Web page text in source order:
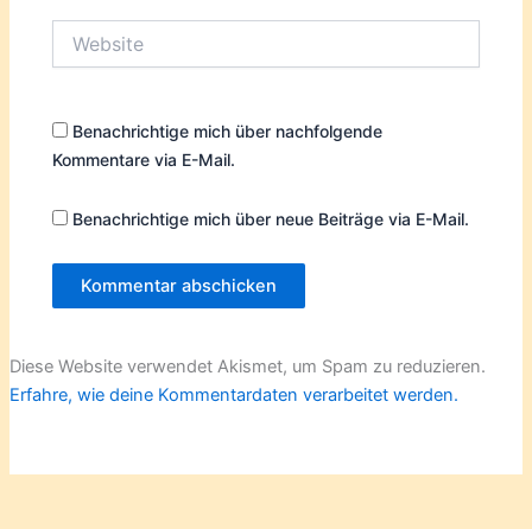
Benachrichtige mich über nachfolgende
Kommentare via E-Mail.
Benachrichtige mich über neue Beiträge via E-Mail.
Diese Website verwendet Akismet, um Spam zu reduzieren.
Erfahre, wie deine Kommentardaten verarbeitet werden.